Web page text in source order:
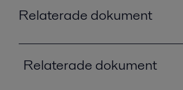
Relaterade dokument
Relaterade dokument